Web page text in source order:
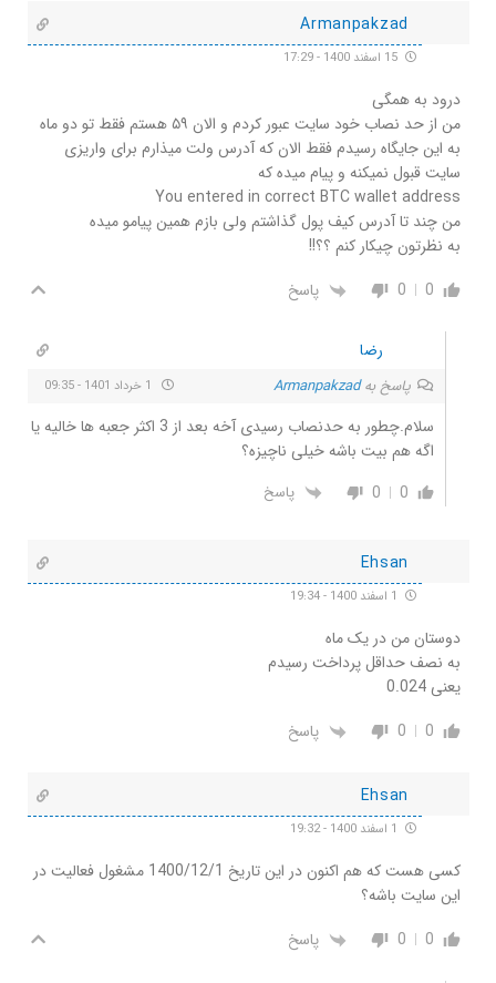
Armanpakzad
درود به همگی
من از حد نصاب خود سایت عبور کردم و الان ۵۹ هستم فقط تو دو ماه
به این جایگاه رسیدم فقط الان که آدرس ولت میذارم برای واریزی
سایت قبول نمیکنه و پیام میده که
You entered in correct BTC wallet address
من چند تا آدرس کیف پول گذاشتم ولی بازم همین پیامو میده
به نظرتون چیکار کنم ؟؟!!
0
0 پاسخ
رضا
پاسخ بهArmanpakzad
سلام.چطور به حدنصاب رسیدی آخه بعد از 3 اکثر جعبه ها خالیه یا
اگه هم بیت باشه خیلی ناچیزه؟
0
0 پاسخ
Ehsan
دوستان من در یک ماه
به نصف حداقل پرداخت رسیدم
یعنی 0.024
0
0 پاسخ
Ehsan
کسی هست که هم اکنون در این تاریخ 1400/12/1 مشغول فعالیت در
این سایت باشه؟
0
0 پاسخ